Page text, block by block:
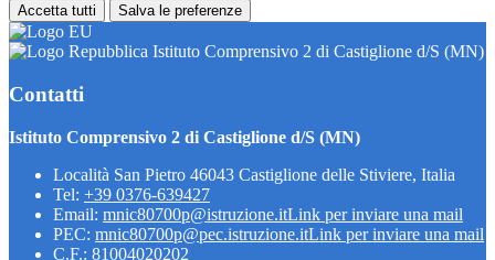
Accetta tutti Salva le preferenze
Istituto Comprensivo 2 di Castiglione d/S (MN)
Contatti
Istituto Comprensivo 2 di Castiglione d/S (MN)
Località San Pietro 46043 Castiglione delle Stiviere, Italia
Tel: +39 0376-639427
Email: mnic80700p@istruzione.itLink per inviare una mail
PEC: mnic80700p@pec.istruzione.itLink per inviare una mail
C.F.: 81004020202